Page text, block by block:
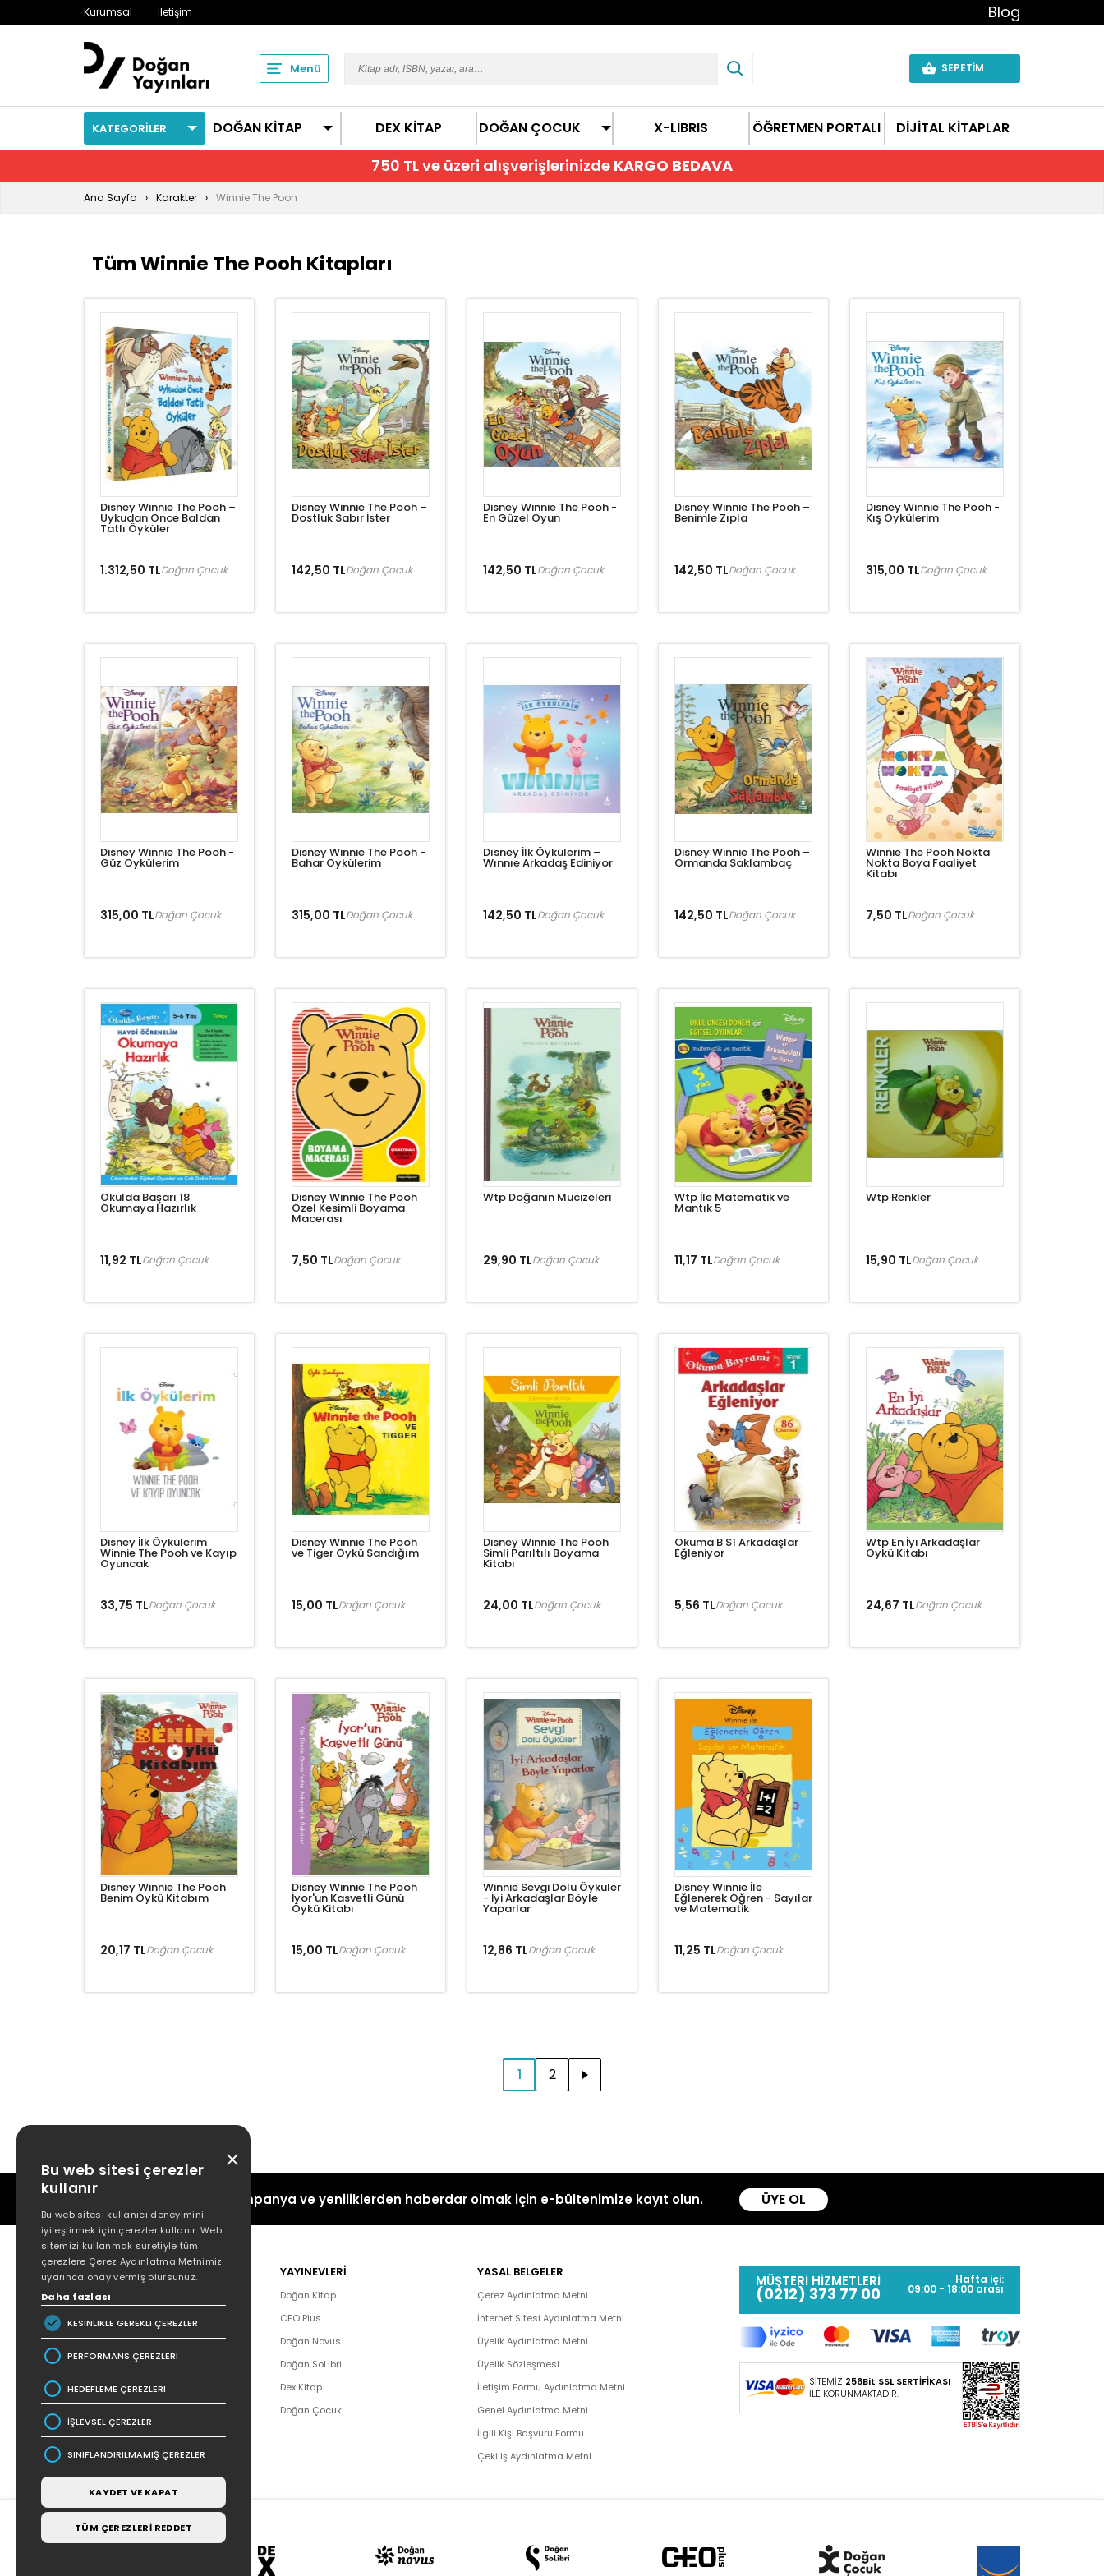
Kurumsal İletişim Blog
Menü SEPETİM
KATEGORİLER DOĞAN KİTAP DEX KİTAP DOĞAN ÇOCUK X-LIBRIS ÖĞRETMEN PORTALI DİJİTAL KİTAPLAR
750 TL ve üzeri alışverişlerinizde KARGO BEDAVA
Ana Sayfa Karakter Winnie The Pooh
Tüm Winnie The Pooh Kitapları
Disney Winnie The Pooh –
Uykudan Önce Baldan
Tatlı Öyküler
1.312,50 TLDoğan Çocuk
Disney Winnie The Pooh –
Dostluk Sabır İster
142,50 TLDoğan Çocuk
Disney Winnie The Pooh -
En Güzel Oyun
142,50 TLDoğan Çocuk
Disney Winnie The Pooh –
Benimle Zıpla
142,50 TLDoğan Çocuk
Disney Winnie The Pooh -
Kış Öykülerim
315,00 TLDoğan Çocuk
Disney Winnie The Pooh -
Güz Öykülerim
315,00 TLDoğan Çocuk
Disney Winnie The Pooh -
Bahar Öykülerim
315,00 TLDoğan Çocuk
Dısney İlk Öykülerim –
Wınnıe Arkadaş Ediniyor
142,50 TLDoğan Çocuk
Disney Winnie The Pooh –
Ormanda Saklambaç
142,50 TLDoğan Çocuk
Winnie The Pooh Nokta
Nokta Boya Faaliyet
Kitabı
7,50 TLDoğan Çocuk
Okulda Başarı 18
Okumaya Hazırlık
11,92 TLDoğan Çocuk
Disney Winnie The Pooh
Özel Kesimli Boyama
Macerası
7,50 TLDoğan Çocuk
Wtp Doğanın Mucizeleri
29,90 TLDoğan Çocuk
Wtp İle Matematik ve
Mantık 5
11,17 TLDoğan Çocuk
Wtp Renkler
15,90 TLDoğan Çocuk
Disney İlk Öykülerim
Winnie The Pooh ve Kayıp
Oyuncak
33,75 TLDoğan Çocuk
Disney Winnie The Pooh
ve Tiger Öykü Sandığım
15,00 TLDoğan Çocuk
Disney Winnie The Pooh
Simli Parıltılı Boyama
Kitabı
24,00 TLDoğan Çocuk
Okuma B S1 Arkadaşlar
Eğleniyor
5,56 TLDoğan Çocuk
Wtp En İyi Arkadaşlar
Öykü Kitabı
24,67 TLDoğan Çocuk
Disney Winnie The Pooh
Benim Öykü Kitabım
20,17 TLDoğan Çocuk
Disney Winnie The Pooh
İyor'un Kasvetli Günü
Öykü Kitabı
15,00 TLDoğan Çocuk
Winnie Sevgi Dolu Öyküler
- İyi Arkadaşlar Böyle
Yaparlar
12,86 TLDoğan Çocuk
Disney Winnie İle
Eğlenerek Öğren - Sayılar
ve Matematik
11,25 TLDoğan Çocuk
1 2
Kampanya ve yeniliklerden haberdar olmak için e-bültenimize kayıt olun. ÜYE OL
POPÜLER
Hakkımızda
Yazar Listesi
İletişim
Bizden Haberler
YAYINEVLERİ
Doğan Kitap
CEO Plus
Doğan Novus
Doğan SoLibri
Dex Kitap
Doğan Çocuk
YASAL BELGELER
Çerez Aydınlatma Metni
İnternet Sitesi Aydınlatma Metni
Üyelik Aydınlatma Metni
Üyelik Sözleşmesi
İletişim Formu Aydınlatma Metni
Genel Aydınlatma Metni
İlgili Kişi Başvuru Formu
Çekiliş Aydınlatma Metni
MÜŞTERİ HİZMETLERİ
(0212) 373 77 00
Hafta içi:
09:00 - 18:00 arası
SİTEMİZ 256Bit SSL SERTİFİKASI
İLE KORUNMAKTADIR.
Bu web sitesi çerezler
kullanır
Bu web sitesi kullanıcı deneyimini
iyileştirmek için çerezler kullanır. Web
sitemizi kullanmak suretiyle tüm
çerezlere Çerez Aydınlatma Metnimiz
uyarınca onay vermiş olursunuz.
Daha fazlası
KESINLIKLE GEREKLI ÇEREZLER
PERFORMANS ÇEREZLERI
HEDEFLEME ÇEREZLERI
İŞLEVSEL ÇEREZLER
SINIFLANDIRILMAMIŞ ÇEREZLER
KAYDET VE KAPAT
TÜM ÇEREZLERİ REDDET